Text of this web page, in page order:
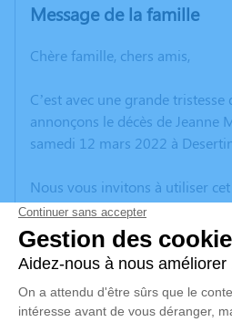
Message de la famille
Chère famille, chers amis,
C’est avec une grande tristesse
annonçons le décès de Jeanne
samedi 12 mars 2022 à
Nous vous invitons à utiliser
vos condoléances, partager
anecdote ou exprimer vos
poèmes ou des textes. Cet
d'expression dédié à honorer la
MAYOUX.